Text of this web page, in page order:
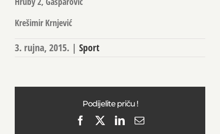
Krešimir Krnjević
3. rujna, 2015. | Sport
Podijelite priču !
FacebookLinkedIn
Email